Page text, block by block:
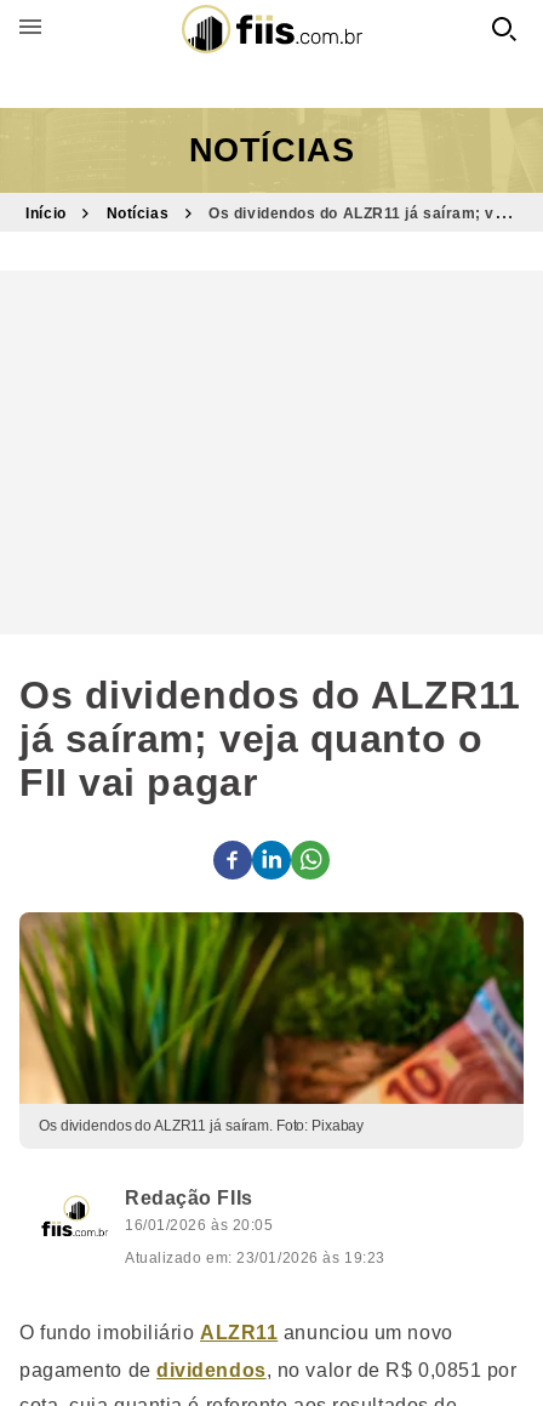
BUSCAR POR FUNDO
NOTÍCIAS
Início Notícias
Os dividendos do ALZR11 já saíram; veja
Os dividendos do ALZR11
já saíram; veja quanto o
FII vai pagar
Os dividendos do ALZR11 já saíram. Foto: Pixabay
Redação FIIs
16/01/2026 às 20:05
Atualizado em: 23/01/2026 às 19:23
O fundo imobiliário ALZR11 anunciou um novo
pagamento dedividendos, no valor de R$ 0,0851 por